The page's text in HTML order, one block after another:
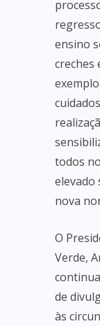
ensino
creches
todos
elevado
nova
O
Verde,
de
às